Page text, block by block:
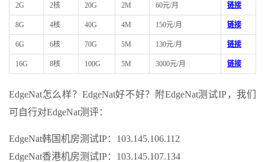
2G 2核 20G 2M 60元/月 链接
8G 4核 40G 4M 150元/月 链接
6G 6核 70G 5M 130元/月 链接
16G 8核 100G 5M 3000元/月 链接
EdgeNat怎么样？EdgeNat好不好？附EdgeNat测试IP，我们
可自行对EdgeNat测评：
EdgeNat韩国机房测试IP：103.145.106.112
EdgeNat香港机房测试IP：103.145.107.134